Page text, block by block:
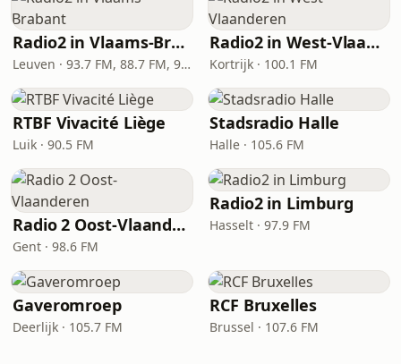
Radio2 in Vlaams-Brabant
Leuven · 93.7 FM, 88.7 FM, 92.4 FM
Radio2 in West-Vlaanderen
Kortrijk · 100.1 FM
RTBF Vivacité Liège
Luik · 90.5 FM
Stadsradio Halle
Halle · 105.6 FM
Radio 2 Oost-Vlaanderen
Gent · 98.6 FM
Radio2 in Limburg
Hasselt · 97.9 FM
Gaveromroep
Deerlijk · 105.7 FM
RCF Bruxelles
Brussel · 107.6 FM